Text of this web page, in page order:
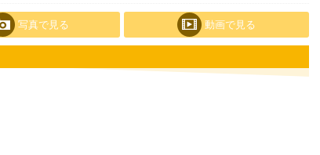
写真で見る 動画で見る